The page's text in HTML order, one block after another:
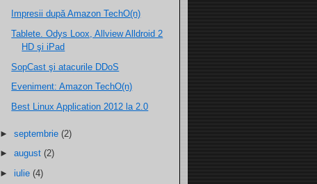
Impresii după Amazon TechO(n)
Tablete. Odys Loox, Allview Alldroid 2
HD şi iPad
SopCast şi atacurile DDoS
Eveniment: Amazon TechO(n)
Best Linux Application 2012 la 2.0
►septembrie(2)
►august(2)
►iulie(4)